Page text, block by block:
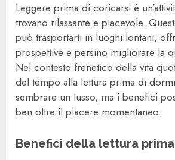
Leggere prima di coricarsi è
trovano rilassante e piacevole.
può trasportarti in luoghi lontani,
prospettive e persino migliorare la
Nel contesto frenetico della vita
del tempo alla lettura prima di
sembrare un lusso, ma i benefici
ben oltre il piacere momentaneo.
Benefici della lettura